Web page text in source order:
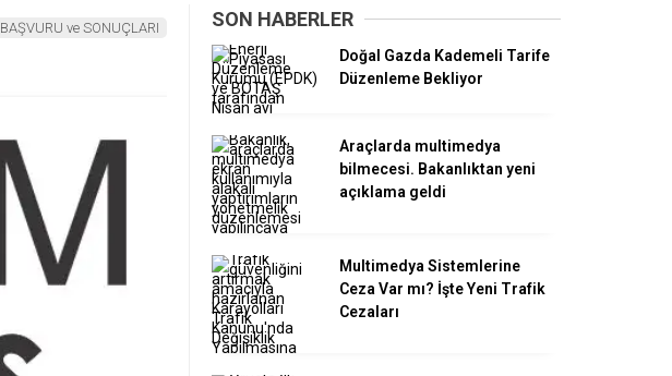
BAŞVURU ve SONUÇLARI SON HABERLER
Doğal Gazda Kademeli Tarife
Düzenleme Bekliyor
Araçlarda multimedya
bilmecesi. Bakanlıktan yeni
açıklama geldi
Multimedya Sistemlerine
Ceza Var mı? İşte Yeni Trafik
Cezaları